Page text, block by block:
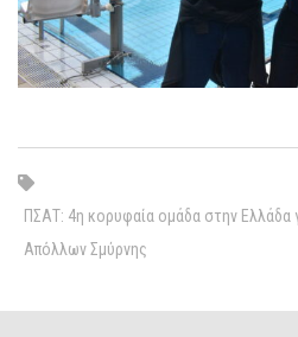
ΠΣΑΤ: 4η κορυφαία ομάδα στην Ελλάδα
Απόλλων Σμύρνης